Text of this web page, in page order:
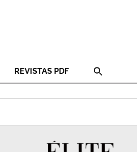
REVISTAS PDF